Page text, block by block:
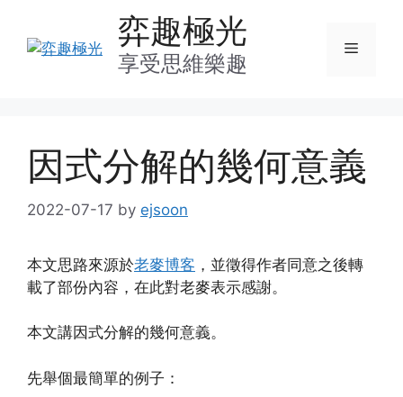
content
弈趣極光
享受思維樂趣
Menu
因式分解的幾何意義
2022-07-17 by ejsoon
本文思路來源於老麥博客 ，並徵得作者同意之後轉
載了部份內容，在此對老麥表示感謝。
本文講因式分解的幾何意義。
先舉個最簡單的例子：